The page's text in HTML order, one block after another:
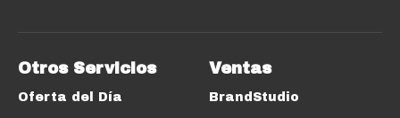
Otros Servicios
Oferta del Día
Ventas
BrandStudio